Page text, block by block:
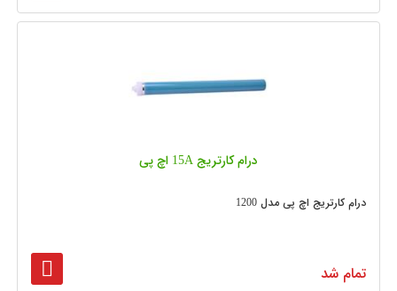
درام کارتریج 15A اچ پی
درام کارتریج اچ پی مدل 1200
تمام شد